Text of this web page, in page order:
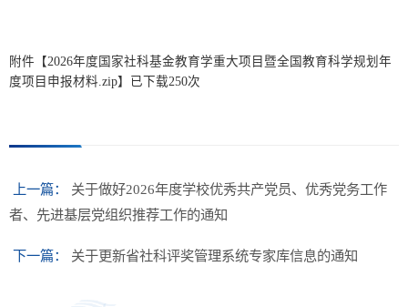
附件【 2026年度国家社科基金教育学重大项目暨全国教育科学规划年
度项目申报材料.zip】已下载250次
上一篇：
关于做好2026年度学校优秀共产党员、优秀党务工作
者、先进基层党组织推荐工作的通知
下一篇： 关于更新省社科评奖管理系统专家库信息的通知